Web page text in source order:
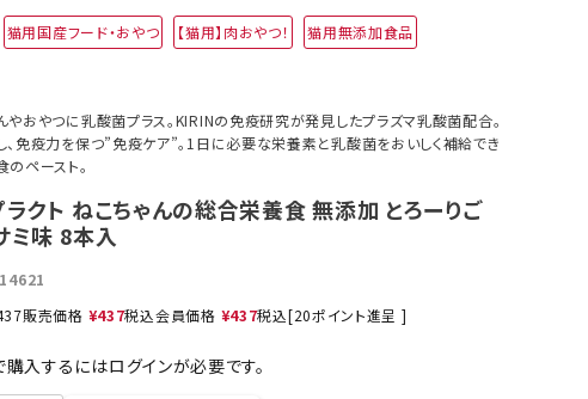
キャリーバッグ
服・ウェア
おもちゃ
首輪・ハーネス
デンタルおもちゃ
ネコポス対象商品一覧
猫用国産フード・おやつ 【猫用】肉おやつ！
猫用無添加食品
やおやつに乳酸菌プラス。KIRINの免疫研究が発見したプラズマ乳酸菌配合。
、免疫力を保つ”免疫ケア”。1日に必要な栄養素と乳酸菌をおいしく補給でき
ペースト。
クト ねこちゃんの総合栄養食 無添加 とろーりご
ミ味 8本入
販売価格 ¥437税込会員価格 ¥437税込[20ポイント進呈 ]
入するにはログインが必要です。